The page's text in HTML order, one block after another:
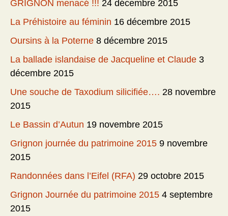
GRIGNON menacé !!! 24 décembre 2015
La Préhistoire au féminin 16 décembre 2015
Oursins à la Poterne 8 décembre 2015
La ballade islandaise de Jacqueline et Claude 3
décembre 2015
Une souche de Taxodium silicifiée…. 28 novembre
2015
Le Bassin d’Autun 19 novembre 2015
Grignon journée du patrimoine 2015 9 novembre
2015
Randonnées dans l’Eifel (RFA) 29 octobre 2015
Grignon Journée du patrimoine 2015 4 septembre
2015